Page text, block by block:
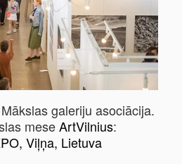
galeriju asociācija.
meseArtVilnius:
Viļņa, Lietuva